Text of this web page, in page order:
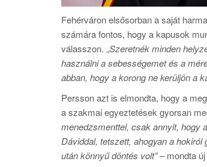
Fehérváron elsősorban a saját
számára fontos, hogy a kapusok
válasszon. „Szeretnék minden
használni a sebességemet és a
abban, hogy a korong ne kerüljön a
Persson azt is elmondta, hogy a
a szakmai egyeztetések gyorsan
menedzsmenttel, csak annyit, hogy
Dáviddal, tetszett, ahogyan a
után könnyű döntés volt”– mondta